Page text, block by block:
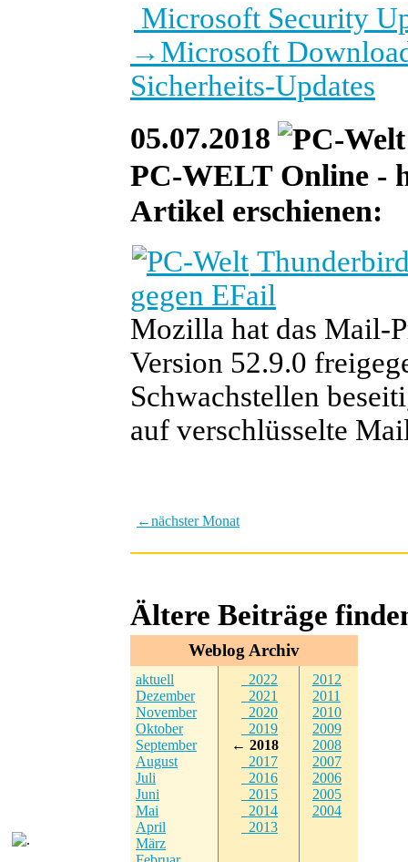
Microsoft Security
→Microsoft
Sicherheits-Updates
05.07.2018
PC-WELT Online -
Artikel erschienen:
gegen EFail
Mozilla hat das Mail-
Version 52.9.0
Schwachstellen
auf verschlüsselte
←nächster Monat
Ältere Beiträge
Weblog Archiv
aktuell
Dezember
November
Oktober
September
August
Juli
Juni
Mai
April
März
2022
2021
2020
2019
← 2018
2017
2016
2015
2014
2013
2012
2011
2010
2009
2008
2007
2006
2005
2004